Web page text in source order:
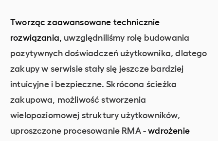
Tworząc zaawansowane technicznie
rozwiązania, uwzględniliśmy rolę budowania
pozytywnych doświadczeń użytkownika, dlatego
zakupy w serwisie stały się jeszcze bardziej
intuicyjne i bezpieczne. Skrócona ścieżka
zakupowa, możliwość stworzenia
wielopoziomowej struktury użytkowników,
uproszczone procesowanie RMA -wdrożenie